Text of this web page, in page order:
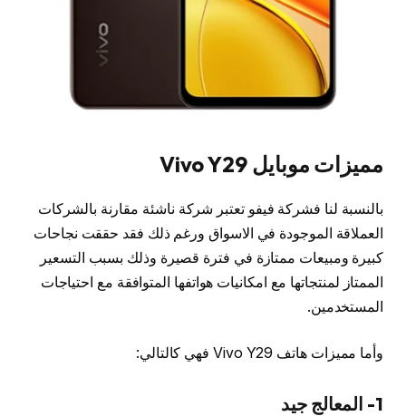
مميزات موبايل Vivo Y29
بالنسبة لنا فشركة فيفو تعتبر شركة ناشئة مقارنة بالشركات
العملاقة الموجودة في الاسواق ورغم ذلك فقد حققت نجاحات
كبيرة ومبيعات ممتازة في فترة قصيرة وذلك بسبب التسعير
الممتاز لمنتجاتها مع امكانيات هواتفها المتوافقة مع احتياجات
المستخدمين.
وأما مميزات هاتف Vivo Y29 فهي كالتالي:
1- المعالج جيد